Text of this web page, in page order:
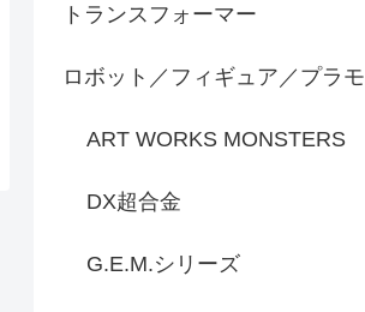
トランスフォーマー
ロボット／フィギュア／プラモ
ART WORKS MONSTERS
DX超合金
G.E.M.シリーズ